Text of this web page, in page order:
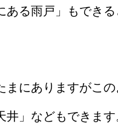
ある雨戸」もでき
まにありますがこ
井」などもできます